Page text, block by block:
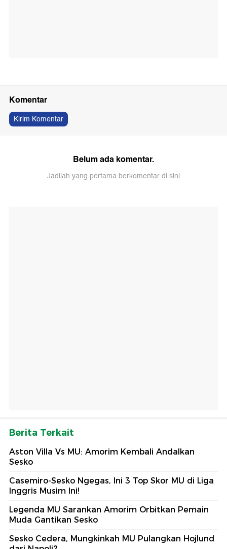
Komentar
Kirim Komentar
Belum ada komentar.
Jadilah yang pertama berkomentar di sini
Berita Terkait
Aston Villa Vs MU: Amorim Kembali Andalkan
Sesko
Casemiro-Sesko Ngegas, Ini 3 Top Skor MU di Liga
Inggris Musim Ini!
Legenda MU Sarankan Amorim Orbitkan Pemain
Muda Gantikan Sesko
Sesko Cedera, Mungkinkah MU Pulangkan Hojlund